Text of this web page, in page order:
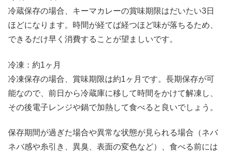
冷蔵保存の場合、キーマカレーの賞味期限はだいたい3日
ほどになります。時間が経てば経つほど味が落ちるため、
できるだけ早く消費することが望ましいです。
冷凍：約1ヶ月
冷凍保存の場合、賞味期限は約1ヶ月です。長期保存が可
能なので、前日から冷蔵庫に移して時間をかけて解凍し、
その後電子レンジや鍋で加熱して食べると良いでしょう。
保存期間が過ぎた場合や異常な状態が見られる場合（ネバ
ネバ感や糸引き、異臭、表面の変色など）、食べる前には